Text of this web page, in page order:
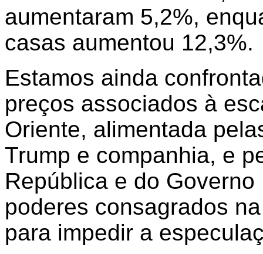
aumentaram 5,2%,
casas aumentou 12,3%.
Estamos ainda
preços associados à
Oriente, alimentada
Trump e companhia, e
República e do
poderes consagrados
para impedir a